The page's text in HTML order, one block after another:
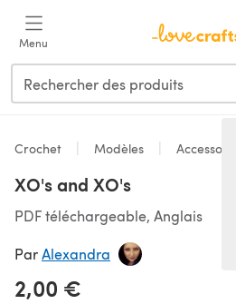
Menu
Crochet Modèles Accessoires
XO's and XO's
PDF téléchargeable, Anglais
ParAlexandra
2,00 €